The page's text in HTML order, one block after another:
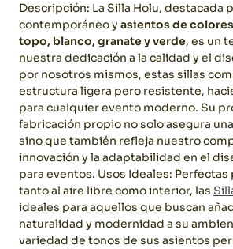
Descripción: La Silla Holu, destacada
contemporáneo y asientos de
topo, blanco, granate y verde, es un
nuestra dedicación a la calidad y el
por nosotros mismos, estas sillas
estructura ligera pero resistente,
para cualquier evento moderno. Su
fabricación propio no solo asegura
sino que también refleja nuestro
innovación y la adaptabilidad en el
para eventos. Usos Ideales: Perfectas
tanto al aire libre como interior, las
ideales para aquellos que buscan
naturalidad y modernidad a su
variedad de tonos de sus asientos